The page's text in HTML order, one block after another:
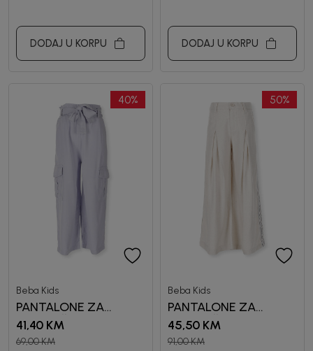
DODAJ U KORPU DODAJ U KORPU
40%
Beba Kids
PANTALONE ZA
DJEVOJČICE RUBY
41,40 KM
69,00KM
50%
Beba Kids
PANTALONE ZA
DJEVOJČICE SENA
45,50 KM
91,00KM